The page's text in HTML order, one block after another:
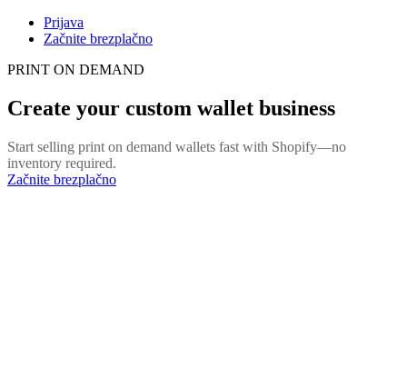
Prijava
Začnite brezplačno
PRINT ON DEMAND
Create your custom wallet business
Start selling print on demand wallets fast with Shopify—no
inventory required.
Začnite brezplačno